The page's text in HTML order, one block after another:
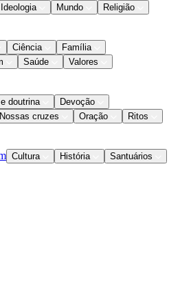
Ideologia Mundo
Religião
Ciência
Família
Saúde
Valores
doutrina
Devoção
Nossas cruzes Oração
Ritos
Cultura História
Santuários